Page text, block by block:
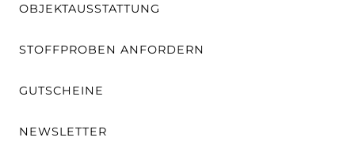
OBJEKTAUSSTATTUNG
STOFFPROBEN ANFORDERN
GUTSCHEINE
NEWSLETTER